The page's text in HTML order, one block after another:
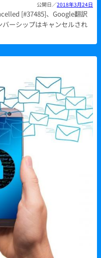
2018年3月24日
[#37485]、Google翻訳
ーシップはキャンセルされ